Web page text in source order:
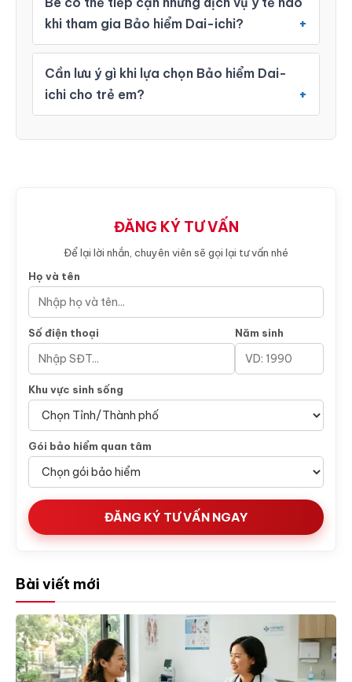
khi tham gia Bảo hiểm Dai-ichi?
Cần lưu ý gì khi lựa chọn Bảo hiểm Dai-
ichi cho trẻ em?
ĐĂNG KÝ TƯ VẤN
Để lại lời nhắn, chuyên viên sẽ gọi lại tư vấn nhé
Họ và tên
Số điện thoại Năm sinh
Khu vực sinh sống
Gói bảo hiểm quan tâm
ĐĂNG KÝ TƯ VẤN NGAY
Bài viết mới